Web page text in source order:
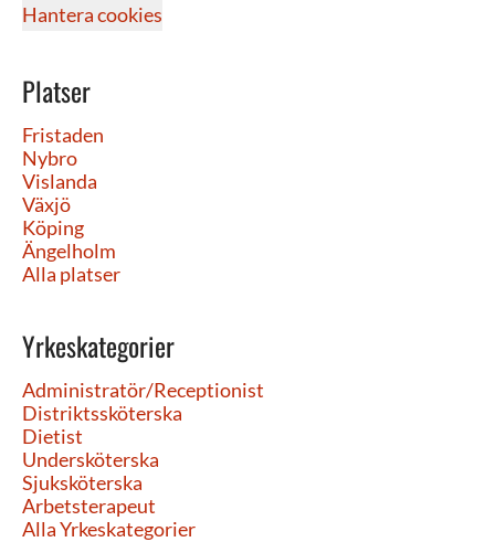
Hantera cookies
Platser
Fristaden
Nybro
Vislanda
Växjö
Köping
Ängelholm
Alla platser
Yrkeskategorier
Administratör/Receptionist
Distriktssköterska
Dietist
Undersköterska
Sjuksköterska
Arbetsterapeut
Alla Yrkeskategorier